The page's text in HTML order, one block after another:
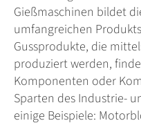
Gießmaschinen bildet
umfangreichen
Gussprodukte, die
produziert werden,
Komponenten oder
Sparten des Industrie-
einige Beispiele: